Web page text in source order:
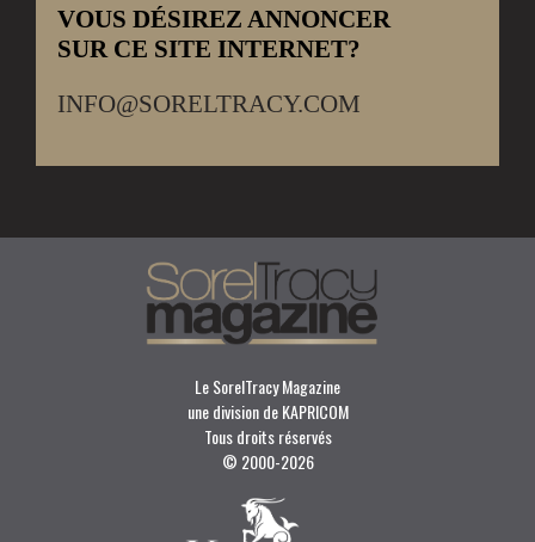
VOUS DÉSIREZ ANNONCER
SUR CE SITE INTERNET?
INFO@SORELTRACY.COM
Le SorelTracy Magazine
une division de KAPRICOM
Tous droits réservés
© 2000-2026